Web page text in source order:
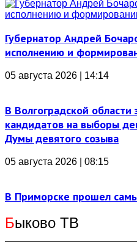
Губернатор Андрей
исполнению и
05 августа 2026 | 14:14
В Волгоградской
кандидатов на выборы
Думы девятого созыва
05 августа 2026 | 08:15
В Приморске прошел
Быково ТВ